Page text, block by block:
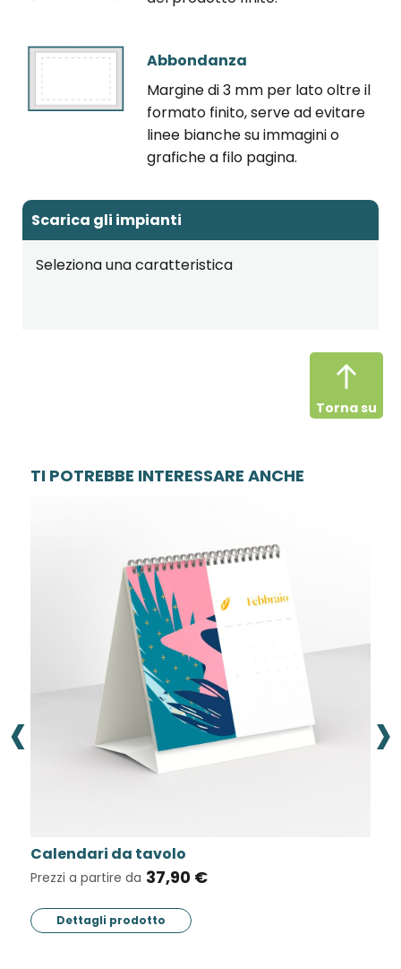
Abbondanza
Margine di 3 mm per lato oltre il
formato finito, serve ad evitare
linee bianche su immagini o
grafiche a filo pagina.
Scarica gli impianti
Seleziona una caratteristica
Torna su
TI POTREBBE INTERESSARE ANCHE
37,90 €
‹ ›